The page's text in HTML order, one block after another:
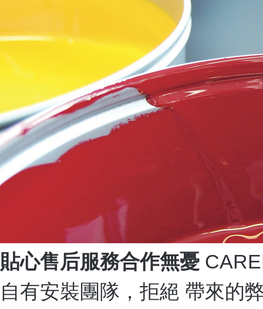
貼心售后服務合作無憂
自有安裝團隊，拒絕 帶來的